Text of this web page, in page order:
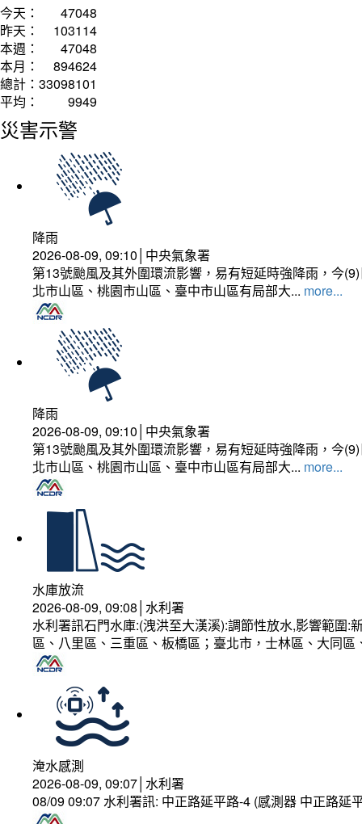
今天：
47048
昨天：
103114
本週：
47048
本月：
894624
總計： 33098101
平均：
9949
災害示警
降雨
2026-08-09, 09:10│中央氣象署
第13號颱風及其外圍環流影響，易有短延時強降雨，今
北市山區、桃園市山區、臺中市山區有局部大... more...
降雨
2026-08-09, 09:10│中央氣象署
第13號颱風及其外圍環流影響，易有短延時強降雨，今
北市山區、桃園市山區、臺中市山區有局部大... more...
水庫放流
2026-08-09, 09:08│水利署
水利署訊石門水庫:(洩洪至大漢溪):調節性放水,影響範圍
區、八里區、三重區、板橋區；臺北市，士林區、大同
淹水感測
2026-08-09, 09:07│水利署
08/09 09:07 水利署訊: 中正路延平路-4 (感測器 中正路